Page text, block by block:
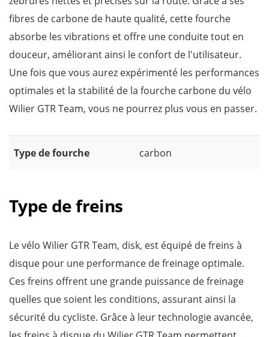
fibres de carbone de haute qualité, cette fourche
absorbe les vibrations et offre une conduite tout en
douceur, améliorant ainsi le confort de l'utilisateur.
Une fois que vous aurez expérimenté les performances
optimales et la stabilité de la fourche carbone du vélo
Wilier GTR Team, vous ne pourrez plus vous en passer.
Type de fourche carbon
Type de freins
Le vélo Wilier GTR Team, disk, est équipé de freins à
disque pour une performance de freinage optimale.
Ces freins offrent une grande puissance de freinage
quelles que soient les conditions, assurant ainsi la
sécurité du cycliste. Grâce à leur technologie avancée,